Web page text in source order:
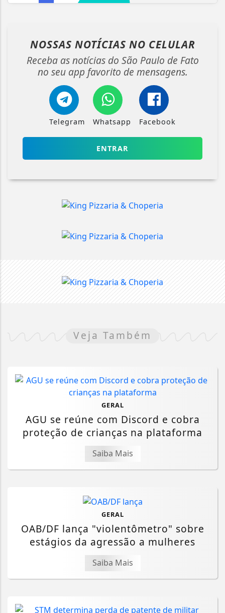
NOSSAS NOTÍCIAS NO CELULAR
Receba as notícias do São Paulo de Fato
no seu app favorito de mensagens.
Telegram Whatsapp Facebook
ENTRAR
Veja Também
GERAL
AGU se reúne com Discord e cobra
proteção de crianças na plataforma
Saiba Mais
GERAL
OAB/DF lança "violentômetro" sobre
estágios da agressão a mulheres
Saiba Mais